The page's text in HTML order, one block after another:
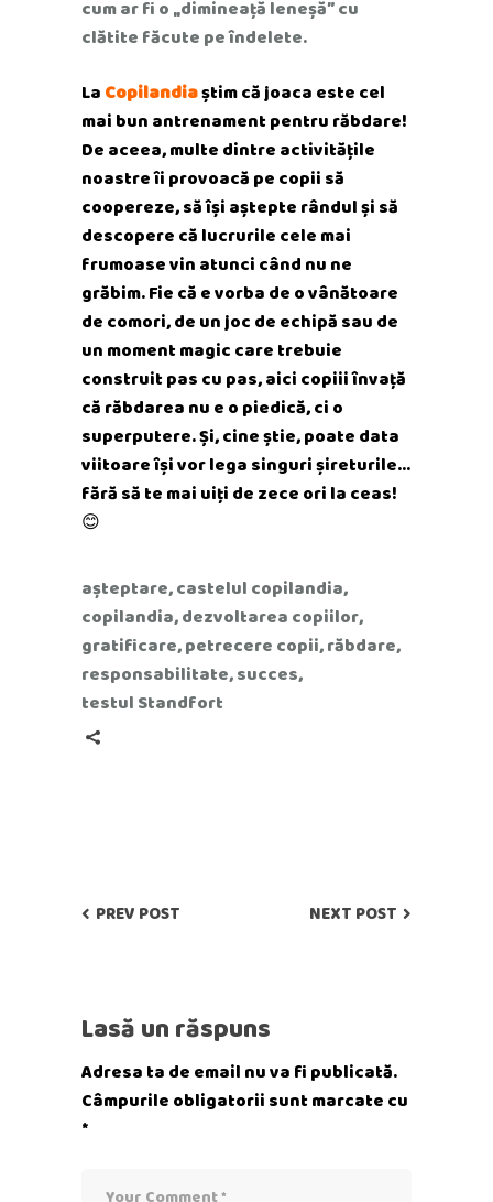
cum ar fi o „dimineață leneșă” cu
clătite făcute pe îndelete.
La Copilandiaștim că joaca este cel
mai bun antrenament pentru răbdare!
De aceea, multe dintre activitățile
noastre îi provoacă pe copii să
coopereze, să își aștepte rândul și să
descopere că lucrurile cele mai
frumoase vin atunci când nu ne
grăbim. Fie că e vorba de o vânătoare
de comori, de un joc de echipă sau de
un moment magic care trebuie
construit pas cu pas, aici copiii învață
că răbdarea nu e o piedică, ci o
superputere. Și, cine știe, poate data
viitoare își vor lega singuri șireturile…
fără să te mai uiți de zece ori la ceas!
😊
așteptare,castelul copilandia,
copilandia,dezvoltarea copiilor,
gratificare,petrecere copii,răbdare,
responsabilitate,succes,
testul Standfort
PREV POST NEXT POST
Lasă un răspuns
Adresa ta de email nu va fi publicată.
Câmpurile obligatorii sunt marcate cu
*